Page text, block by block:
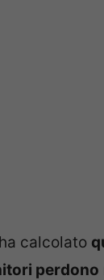
calcolato
perdono